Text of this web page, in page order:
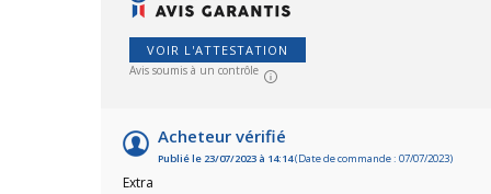
bûche modulable permet la
séparation entre bois d'allumage,
bois d'entretien et bois de chauffe.
Ce range buche modulable
Montage rapide et sans outil, il est
robuste et esthétique.Excellente
fabrication française.
VOIR L'ATTESTATION
Avis soumis à un contrôle
Acheteur vérifié
Publié le 23/07/2023 à 14:14(Date de commande : 07/07/2023)
Extra